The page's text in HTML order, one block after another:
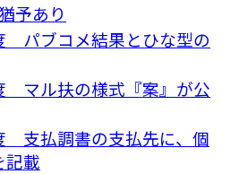
予あり
パブコメ結果とひな型の
マル扶の様式『案』が公
支払調書の支払先に、個
記載